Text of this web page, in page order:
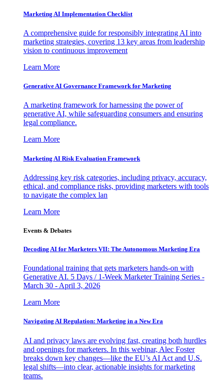
Marketing AI Implementation Checklist
A comprehensive guide for responsibly integrating AI into
marketing strategies, covering 13 key areas from leadership
vision to continuous improvement
Learn More
Generative AI Governance Framework for Marketing
A marketing framework for harnessing the power of
generative AI, while safeguarding consumers and ensuring
legal compliance.
Learn More
Marketing AI Risk Evaluation Framework
Addressing key risk categories, including privacy, accuracy,
ethical, and compliance risks, providing marketers with tools
to navigate the complex lan
Learn More
Events & Debates
Decoding AI for Marketers VII: The Autonomous Marketing Era
Foundational training that gets marketers hands-on with
Generative AI. 5 Days / 1-Week Marketer Training Series -
March 30 - April 3, 2026
Learn More
Navigating AI Regulation: Marketing in a New Era
AI and privacy laws are evolving fast, creating both hurdles
and openings for marketers. In this webinar, Alec Foster
breaks down key changes—like the EU’s AI Act and U.S.
legal shifts—into clear, actionable insights for marketing
teams.